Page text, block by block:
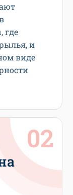
где
и
виде